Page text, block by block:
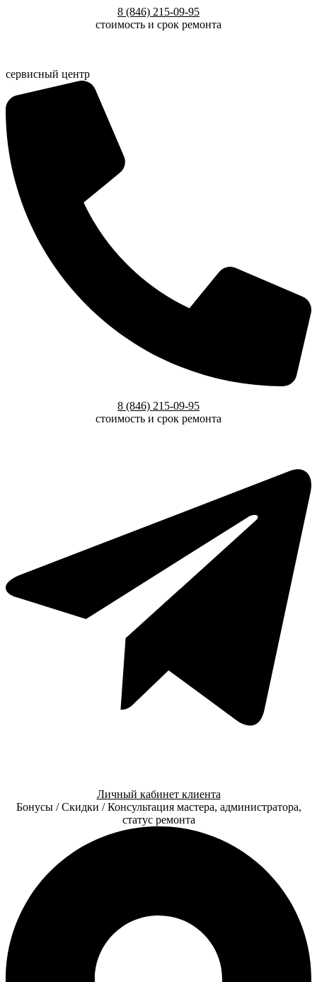
8 (846) 215-09-95
стоимость и срок ремонта
сервисный центр
8 (846) 215-09-95
стоимость и срок ремонта
Личный кабинет клиента
Бонусы / Скидки / Консультация мастера, администратора,
статус ремонта